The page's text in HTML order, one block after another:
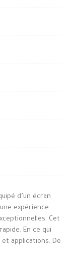
d’un écran
expérience
Cet
En ce qui
applications. De